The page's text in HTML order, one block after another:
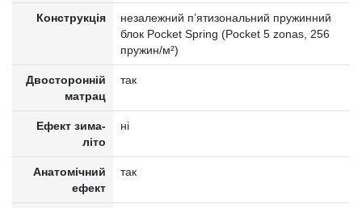
Конструкція
незалежний п’ятизональний пружинний
блок Pocket Spring (Pocket 5 zonas, 256
пружин/м²)
Двосторонній
матрац
так
Ефект зима-
літо
ні
Анатомічний
ефект
так